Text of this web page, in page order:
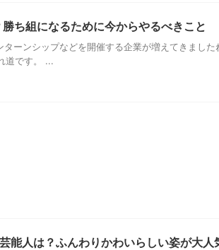
ち組になるために今からやるべきこと
ーンシップなどを開催する企業が増えてきまし
道です。 ...
能人は？ふんわりかわいらしい姿が大人